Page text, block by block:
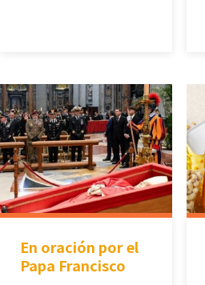
En oración por el
Papa Francisco